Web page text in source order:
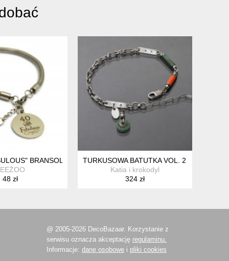
BRANSOLETKA ZE STALI SZLACHETNEJ
48 zł
TURKUSOWA BATUTKA VOL. 2
Katia i krokodyl
324 zł
@ 2005-2026 DecoBazaar. Korzystanie z
serwisu oznacza akceptację regulaminu.
Informacje: dane osobowe i pliki cookies